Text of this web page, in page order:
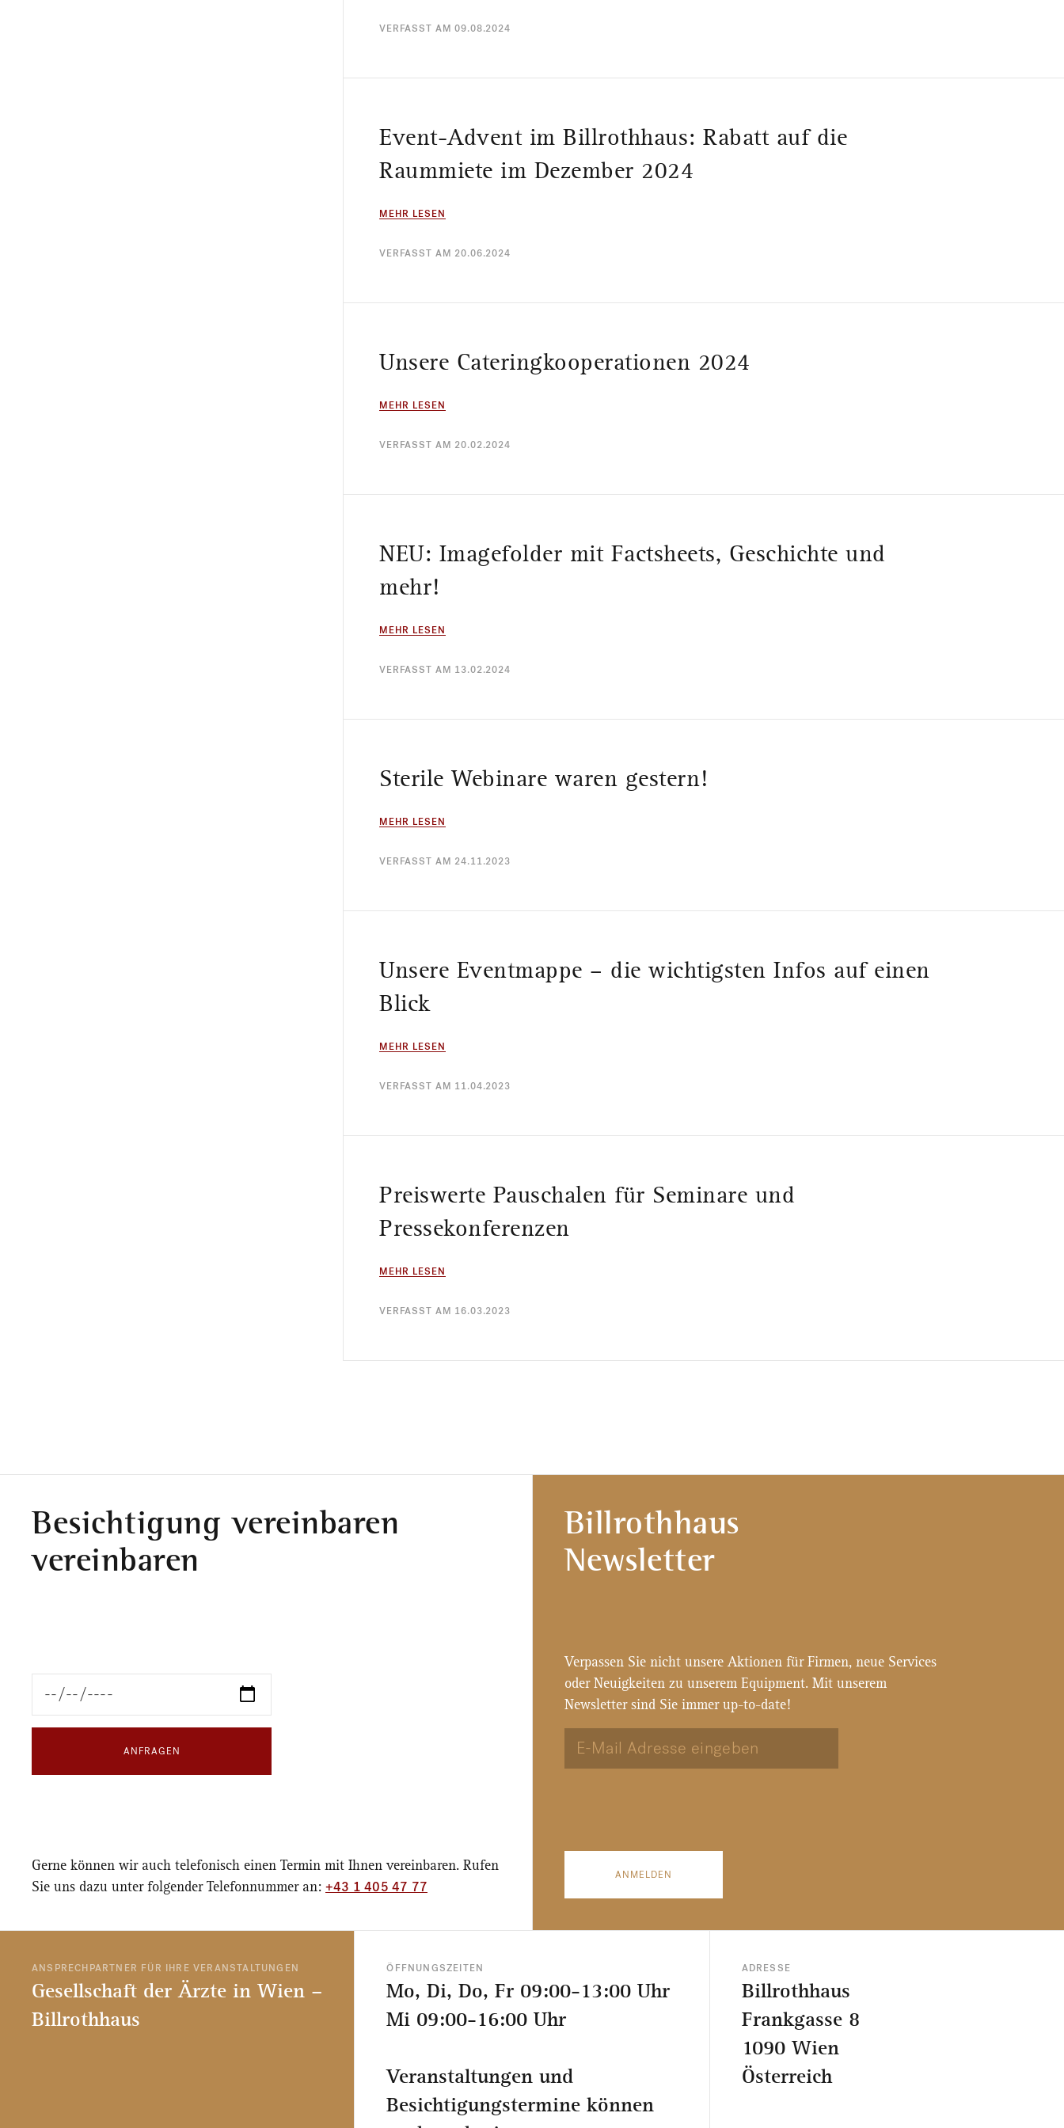
VERFASST AM 09.08.2024
Event-Advent im Billrothhaus: Rabatt auf die
Raummiete im Dezember 2024
MEHR LESEN
VERFASST AM 20.06.2024
Unsere Cateringkooperationen 2024
MEHR LESEN
VERFASST AM 20.02.2024
NEU: Imagefolder mit Factsheets, Geschichte und
mehr!
MEHR LESEN
VERFASST AM 13.02.2024
Sterile Webinare waren gestern!
MEHR LESEN
VERFASST AM 24.11.2023
Unsere Eventmappe – die wichtigsten Infos auf einen
Blick
MEHR LESEN
VERFASST AM 11.04.2023
Preiswerte Pauschalen für Seminare und
Pressekonferenzen
MEHR LESEN
VERFASST AM 16.03.2023
Besichtigung vereinbaren
vereinbaren
ANFRAGEN
Gerne können wir auch telefonisch einen Termin mit Ihnen vereinbaren. Rufen
Sie uns dazu unter folgender Telefonnummer an: +43 1 405 47 77
Billrothhaus
Newsletter
Verpassen Sie nicht unsere Aktionen für Firmen, neue Services
oder Neuigkeiten zu unserem Equipment. Mit unserem
Newsletter sind Sie immer up-to-date!
ANMELDEN
ANSPRECHPARTNER FÜR IHRE VERANSTALTUNGEN
Gesellschaft der Ärzte in Wien –
Billrothhaus
ÖFFNUNGSZEITEN
Mo, Di, Do, Fr 09:00-13:00 Uhr
Mi 09:00-16:00 Uhr
Veranstaltungen und
Besichtigungstermine können
ADRESSE
Billrothhaus
Frankgasse 8
1090 Wien
Österreich